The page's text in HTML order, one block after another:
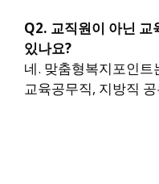
Q2. 교직원이 아닌 교
있나요?
네. 맞춤형복지포인
교육공무직, 지방직